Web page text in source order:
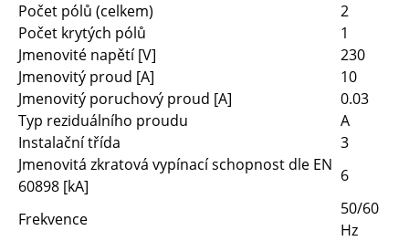
Počet pólů (celkem)
2
Počet krytých pólů
1
Jmenovité napětí [V]
230
Jmenovitý proud [A]
10
Jmenovitý poruchový proud [A]
0.03
Typ reziduálního proudu
A
Instalační třída
3
Jmenovitá zkratová vypínací schopnost dle EN
60898 [kA]
6
Frekvence
50/60
Hz